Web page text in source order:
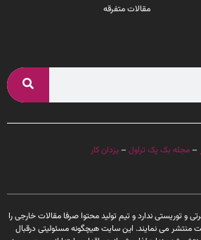
مقالات متفرقه
– مجله بک پک تراول – یزدان کار
و توریستی ندارد و تیم تولید محتوا صرفا مقالات خارجی را
منتشر می نمایند. این سایت هیچگونه مسئولیتی درقبال